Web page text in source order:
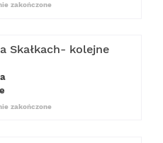
zakończone
Skałkach- kolejne
zakończone